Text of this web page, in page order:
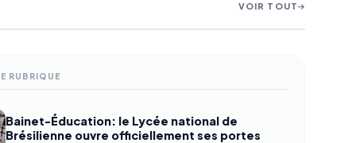
le
les
le le
VOIR TOUT
RUBRIQUE
Bainet-Éducation: le Lycée national de
Brésilienne ouvre officiellement ses portes